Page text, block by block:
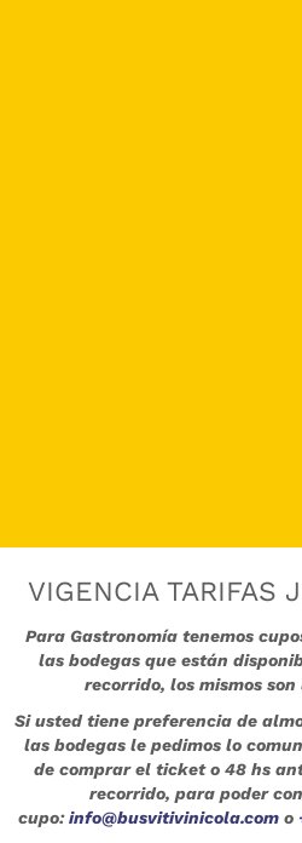
VIGENCIA TARIFAS
Para Gastronomía tenemos
las bodegas que están
recorrido, los mismos
Si usted tiene preferencia de
las bodegas le pedimos lo
de comprar el ticket o 48 hs
recorrido, para poder
cupo:info@busvitivinicola.como